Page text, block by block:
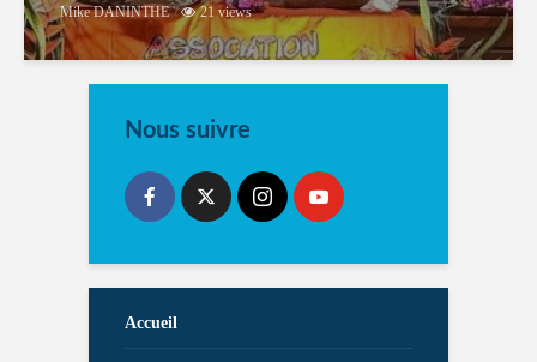
Mike DANINTHE 21 views
Nous suivre
Accueil